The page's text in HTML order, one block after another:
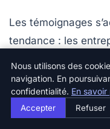
Les témoignages
tendance : les
de respecter les
à transformer leurs
d’une start-up
Nous utilisons des
navigation. En
confidentialité. En savoir
Accepter Refuser